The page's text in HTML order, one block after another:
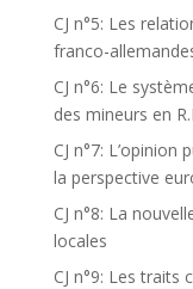
CJ n°5: Les
franco-
CJ n°6: Le
des mineurs en
CJ n°7: L’opinion
la perspective
CJ n°8: La
locales
CJ n°9: Les traits